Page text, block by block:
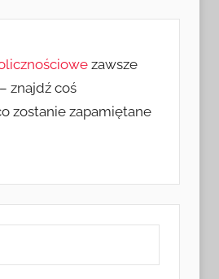
zawsze
znajdź coś
zostanie zapamiętane